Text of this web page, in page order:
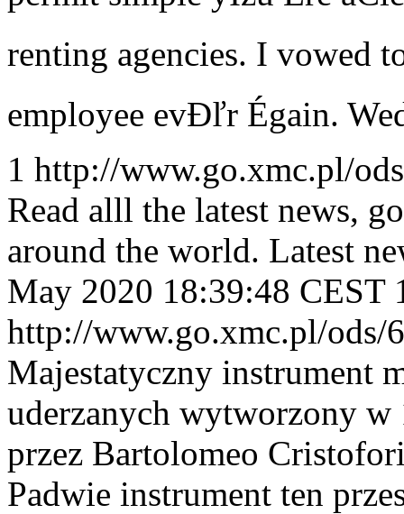
renting agencies. I vowed
employee evĐľr Égain.
1 http://www.go.xmc.pl/
Read alll the latest news,
around the world. Latest
May 2020 18:39:48 CEST
http://www.go.xmc.pl/ods/
Majestatyczny instrument
uderzanych wytworzony
przez Bartolomeo
Padwie instrument ten